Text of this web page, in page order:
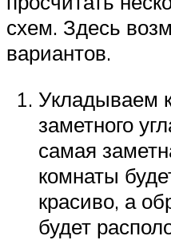
схем. Здесь
вариантов.
Укладываем
заметного
самая
комнаты
красиво, а
будет